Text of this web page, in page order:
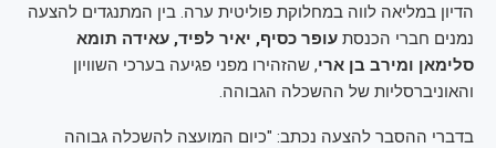
הדיון במליאה לווה במחלוקת פוליטית ערה. בין המתנגדים להצעה
נמנים חברי הכנסת עופר כסיף, יאיר לפיד, עאידה תומא
סלימאן ומירב בן ארי, שהזהירו מפני פגיעה בערכי השוויון
והאוניברסליות של ההשכלה הגבוהה.
בדברי ההסבר להצעה נכתב: "כיום המועצה להשכלה גבוהה